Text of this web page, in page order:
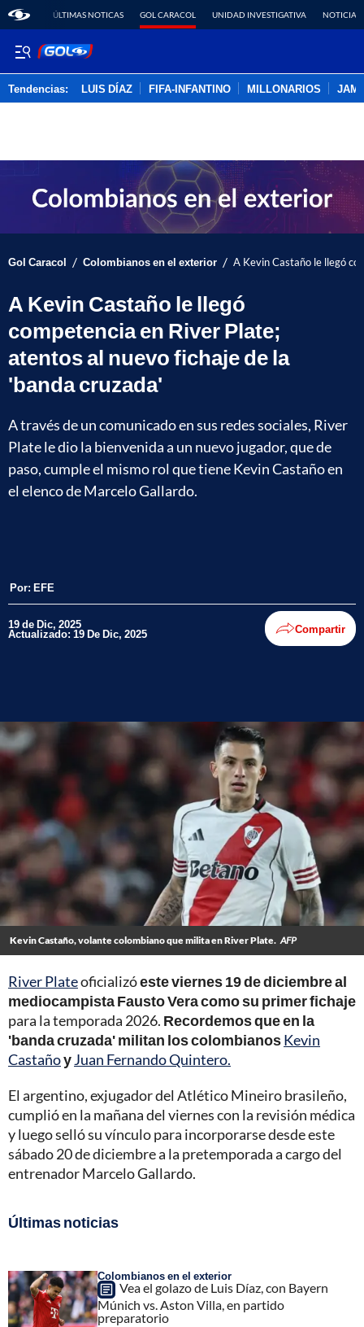
ÚLTIMAS NOTICAS GOL CARACOL UNIDAD INVESTIGATIVA NOTICIAS
Tendencias: LUIS DÍAZ FIFA-INFANTINO MILLONARIOS
Gol Caracol / Colombianos en el exterior / A Kevin Castaño le llegó
A Kevin Castaño le llegó
competencia en River Plate;
atentos al nuevo fichaje de la
'banda cruzada'
A través de un comunicado en sus redes sociales, River
Plate le dio la bienvenida a un nuevo jugador, que de
paso, cumple el mismo rol que tiene Kevin Castaño en
el elenco de Marcelo Gallardo.
Por: EFE
19 de Dic, 2025
Actualizado: 19 De Dic, 2025 Compartir
Kevin Castaño, volante colombiano que milita en River Plate. AFP
River Plateoficializóeste viernes 19 de diciembre al
mediocampista Fausto Vera como su primer fichaje
para la temporada 2026. Recordemos que en la
'banda cruzada' militan los colombianosKevin
CastañoyJuan Fernando Quintero.
El argentino, exjugador del Atlético Mineiro brasileño,
cumplió en la mañana del viernes con la revisión médica
y luego selló su vínculo para incorporarse desde este
sábado 20 de diciembre a la pretemporada a cargo del
entrenador Marcelo Gallardo.
Últimas noticias
Colombianos en el exterior
Vea el golazo de Luis Díaz, con Bayern
Múnich vs. Aston Villa, en partido
preparatorio